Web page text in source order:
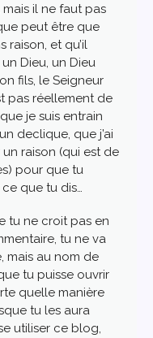
il ne faut pas
peut être que
raison, et qu’il
Dieu, un Dieu
fils, le Seigneur
pas réellement de
je suis entrain
declique, que j’ai
raison (qui est de
pour que tu
que tu dis…
tu ne croit pas en
tu ne va
mais au nom de
tu puisse ouvrir
quelle manière
tu les aura
utiliser ce blog,